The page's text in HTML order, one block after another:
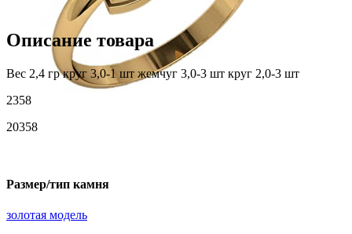
Описание товара
Вес 2,4 гр круг 3,0-1 шт жемчуг 3,0-3 шт круг 2,0-3 шт
2358
20358
Размер/тип камня
золотая модель